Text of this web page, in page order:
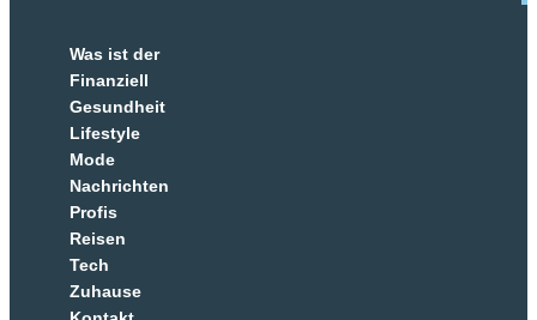
Was ist der
Finanziell
Gesundheit
Lifestyle
Mode
Nachrichten
Profis
Reisen
Tech
Zuhause